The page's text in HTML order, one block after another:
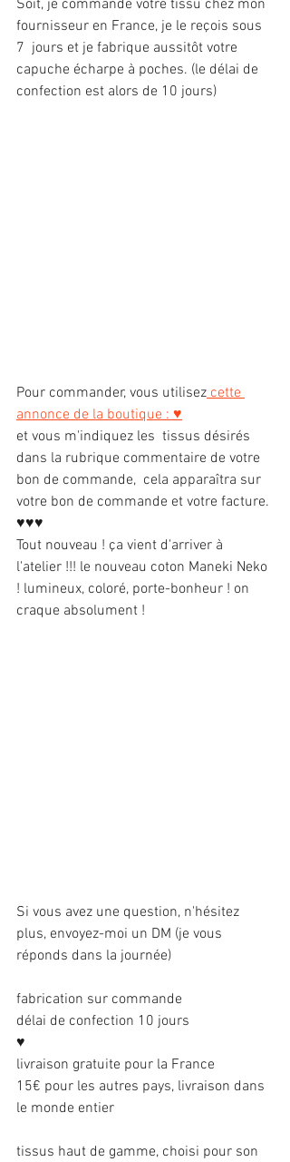
Soit, je commande votre tissu chez mon
fournisseur en France, je le reçois sous
7  jours et je fabrique aussitôt votre
capuche écharpe à poches. (le délai de
confection est alors de 10 jours)
Pour commander, vous utilisez cette
annonce de la boutique : ♥
et vous m'indiquez les  tissus désirés
dans la rubrique commentaire de votre
bon de commande,  cela apparaîtra sur
votre bon de commande et votre facture.
♥♥♥
Tout nouveau ! ça vient d'arriver à
l'atelier !!! le nouveau coton Maneki Neko
! lumineux, coloré, porte-bonheur ! on
craque absolument !
Si vous avez une question, n'hésitez
plus, envoyez-moi un DM (je vous
réponds dans la journée)
fabrication sur commande
délai de confection 10 jours
♥
livraison gratuite pour la France
15€ pour les autres pays, livraison dans
le monde entier
tissus haut de gamme, choisi pour son